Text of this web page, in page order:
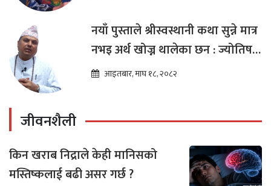
नयाँ पुस्ताले श्रीस्वस्थानी कथा सुन्ने मात्र
नभइ अर्थ खोज्न थालेका छन : ज्योतिष
तारा लोचन न्यौपाने
आइतबार, माघ १८, २०८२
जीवनशैली
किन खराब निद्राले केही मानिसको
मस्तिष्कलाई बढी असर गर्छ ?